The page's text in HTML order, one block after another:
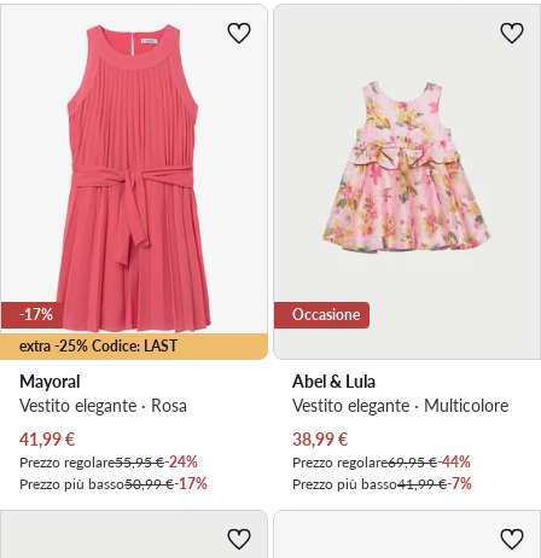
extra -25% Codice: LAST
-17%
Mayoral
Vestito elegante · Rosa
Prezzo attuale
41,99€
Prezzo regolare55,95 €-24%
Prezzo più basso50,99 €-17%
Occasione
Abel & Lula
Vestito elegante · Multicolore
Prezzo attuale
38,99€
Prezzo regolare69,95 €-44%
Prezzo più basso41,99 €-7%